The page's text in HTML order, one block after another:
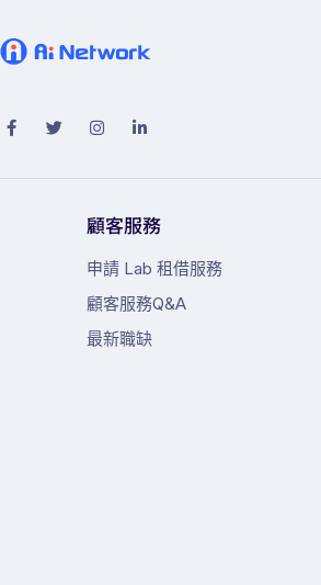
顧客服務
申請 Lab 租借服務
顧客服務Q&A
最新職缺